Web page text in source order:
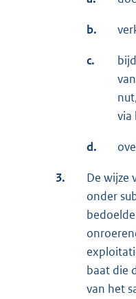
b.
c.
via
d.
3.
De wijze
onder
baat die
van het